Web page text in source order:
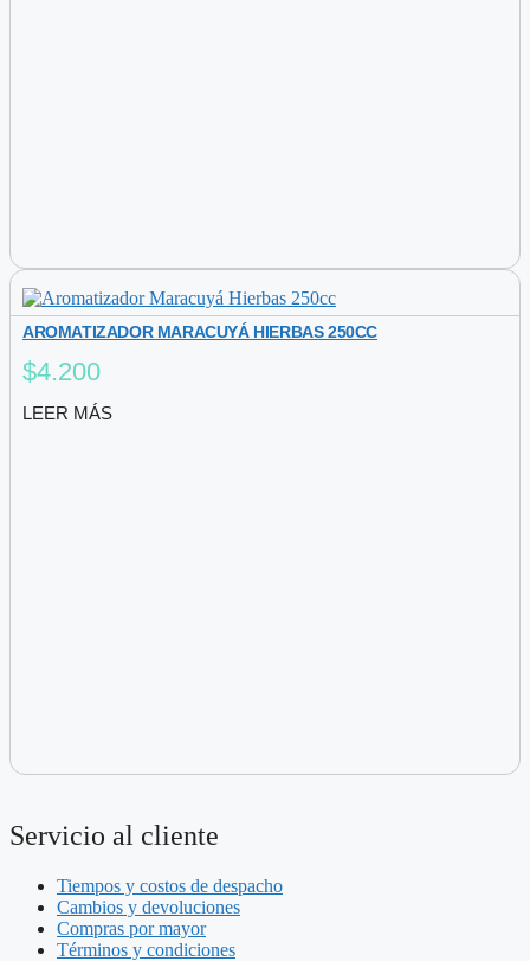
AROMATIZADOR MARACUYÁ HIERBAS 250CC
$4.200
LEER MÁS
Servicio al cliente
Tiempos y costos de despacho
Cambios y devoluciones
Compras por mayor
Términos y condiciones